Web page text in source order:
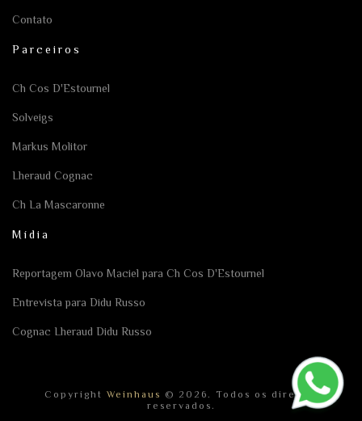
Contato
Parceiros
Ch Cos D'Estournel
Solveigs
Markus Molitor
Lheraud Cognac
Ch La Mascaronne
Mídia
Reportagem Olavo Maciel para Ch Cos D'Estournel
Entrevista para Didu Russo
Cognac Lheraud Didu Russo
Copyright Weinhaus © 2026. Todos os direitos
reservados.